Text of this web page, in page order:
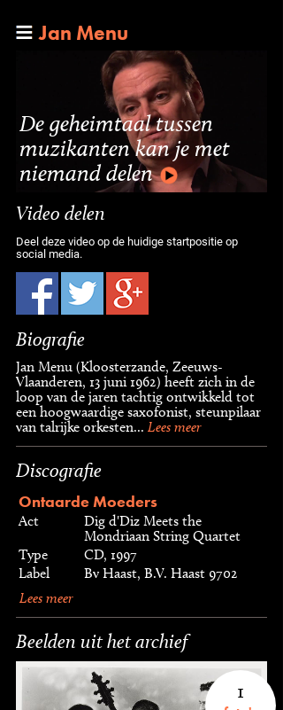
Jan Menu
De geheimtaal tussen
muzikanten kan je met
niemand delen
Video delen
Deel deze video op de huidige startpositie op
social media.
Biografie
Jan Menu (Kloosterzande, Zeeuws-
Vlaanderen, 13 juni 1962) heeft zich in de
loop van de jaren tachtig ontwikkeld tot
een hoogwaardige saxofonist, steunpilaar
van talrijke orkesten... Lees meer
Discografie
Ontaarde Moeders
Act
Dig d'Diz Meets the
Mondriaan String Quartet
Type
CD, 1997
Label
Bv Haast, B.V. Haast 9702
Lees meer
Beelden uit het archief
1